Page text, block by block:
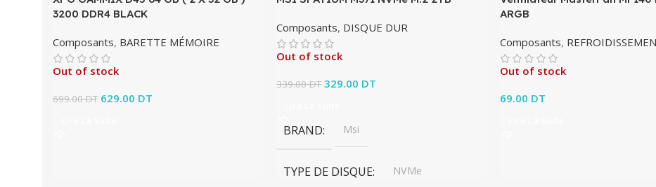
3200 DDR4 BLACK
Composants, BARETTE MÉMOIRE
Out of stock
699.00DT Le prix initial était : 699.00 DT.
629.00 DT
Composants, DISQUE DUR
Out of stock
339.00DT Le prix initial était : 339.00 DT.
329.00 DT
BRAND Msi
TYPE DE DISQUE NVMe
ARGB
Composants,
Out of stock
69.00 DT